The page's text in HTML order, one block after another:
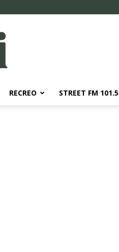
RECREO STREET FM 101.5